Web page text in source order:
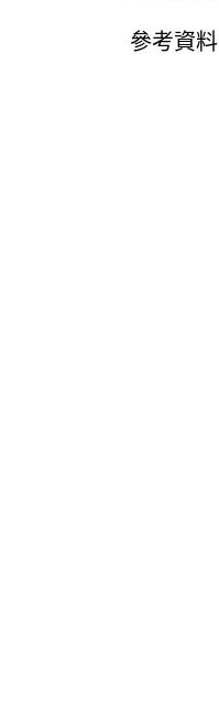
參考資料